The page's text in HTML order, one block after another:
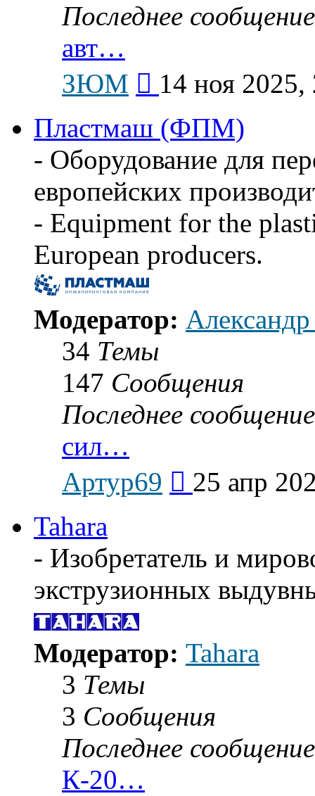
Последнее сообщение
авт…
ЗЮМ
последнему
14 ноя 2025,
Пластмаш (ФПМ)
- Оборудование для
европейских
- Equipment for the
European producers.
Модератор:
34 Темы
147 Сообщения
Последнее сообщение
сил…
Артур69
последнему
25 апр
Tahara
- Изобретатель и
экструзионных
Модератор: Tahara
3 Темы
3 Сообщения
Последнее сообщение
К-20…